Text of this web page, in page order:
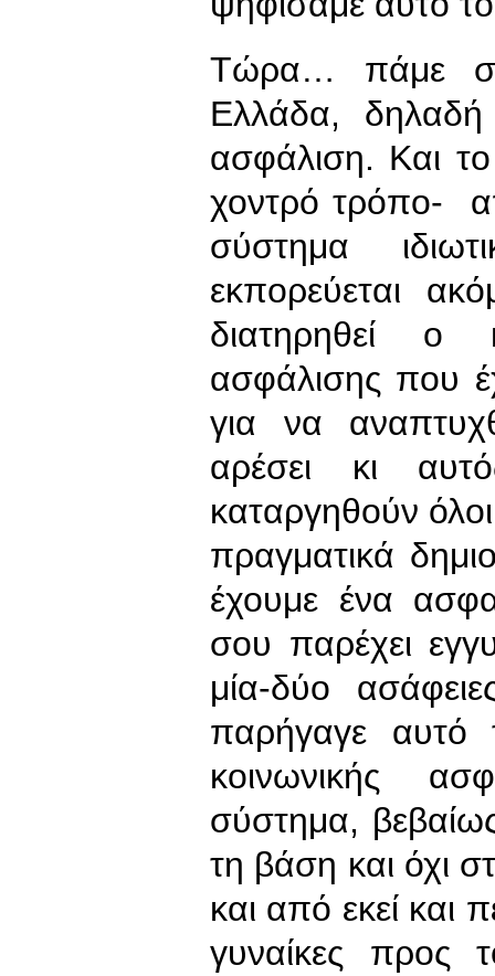
Τώρα… πάμε
Ελλάδα,
ασφάλιση. Και
χοντρό τρόπο-
σύστημα
εκπορεύεται
διατηρηθεί ο
ασφάλισης που
για να
αρέσει κι
καταργηθούν όλοι
πραγματικά
έχουμε ένα
σου παρέχει
μία-δύο
παρήγαγε αυτό
κοινωνικής
σύστημα,
τη βάση και όχι
και από εκεί και
γυναίκες προς